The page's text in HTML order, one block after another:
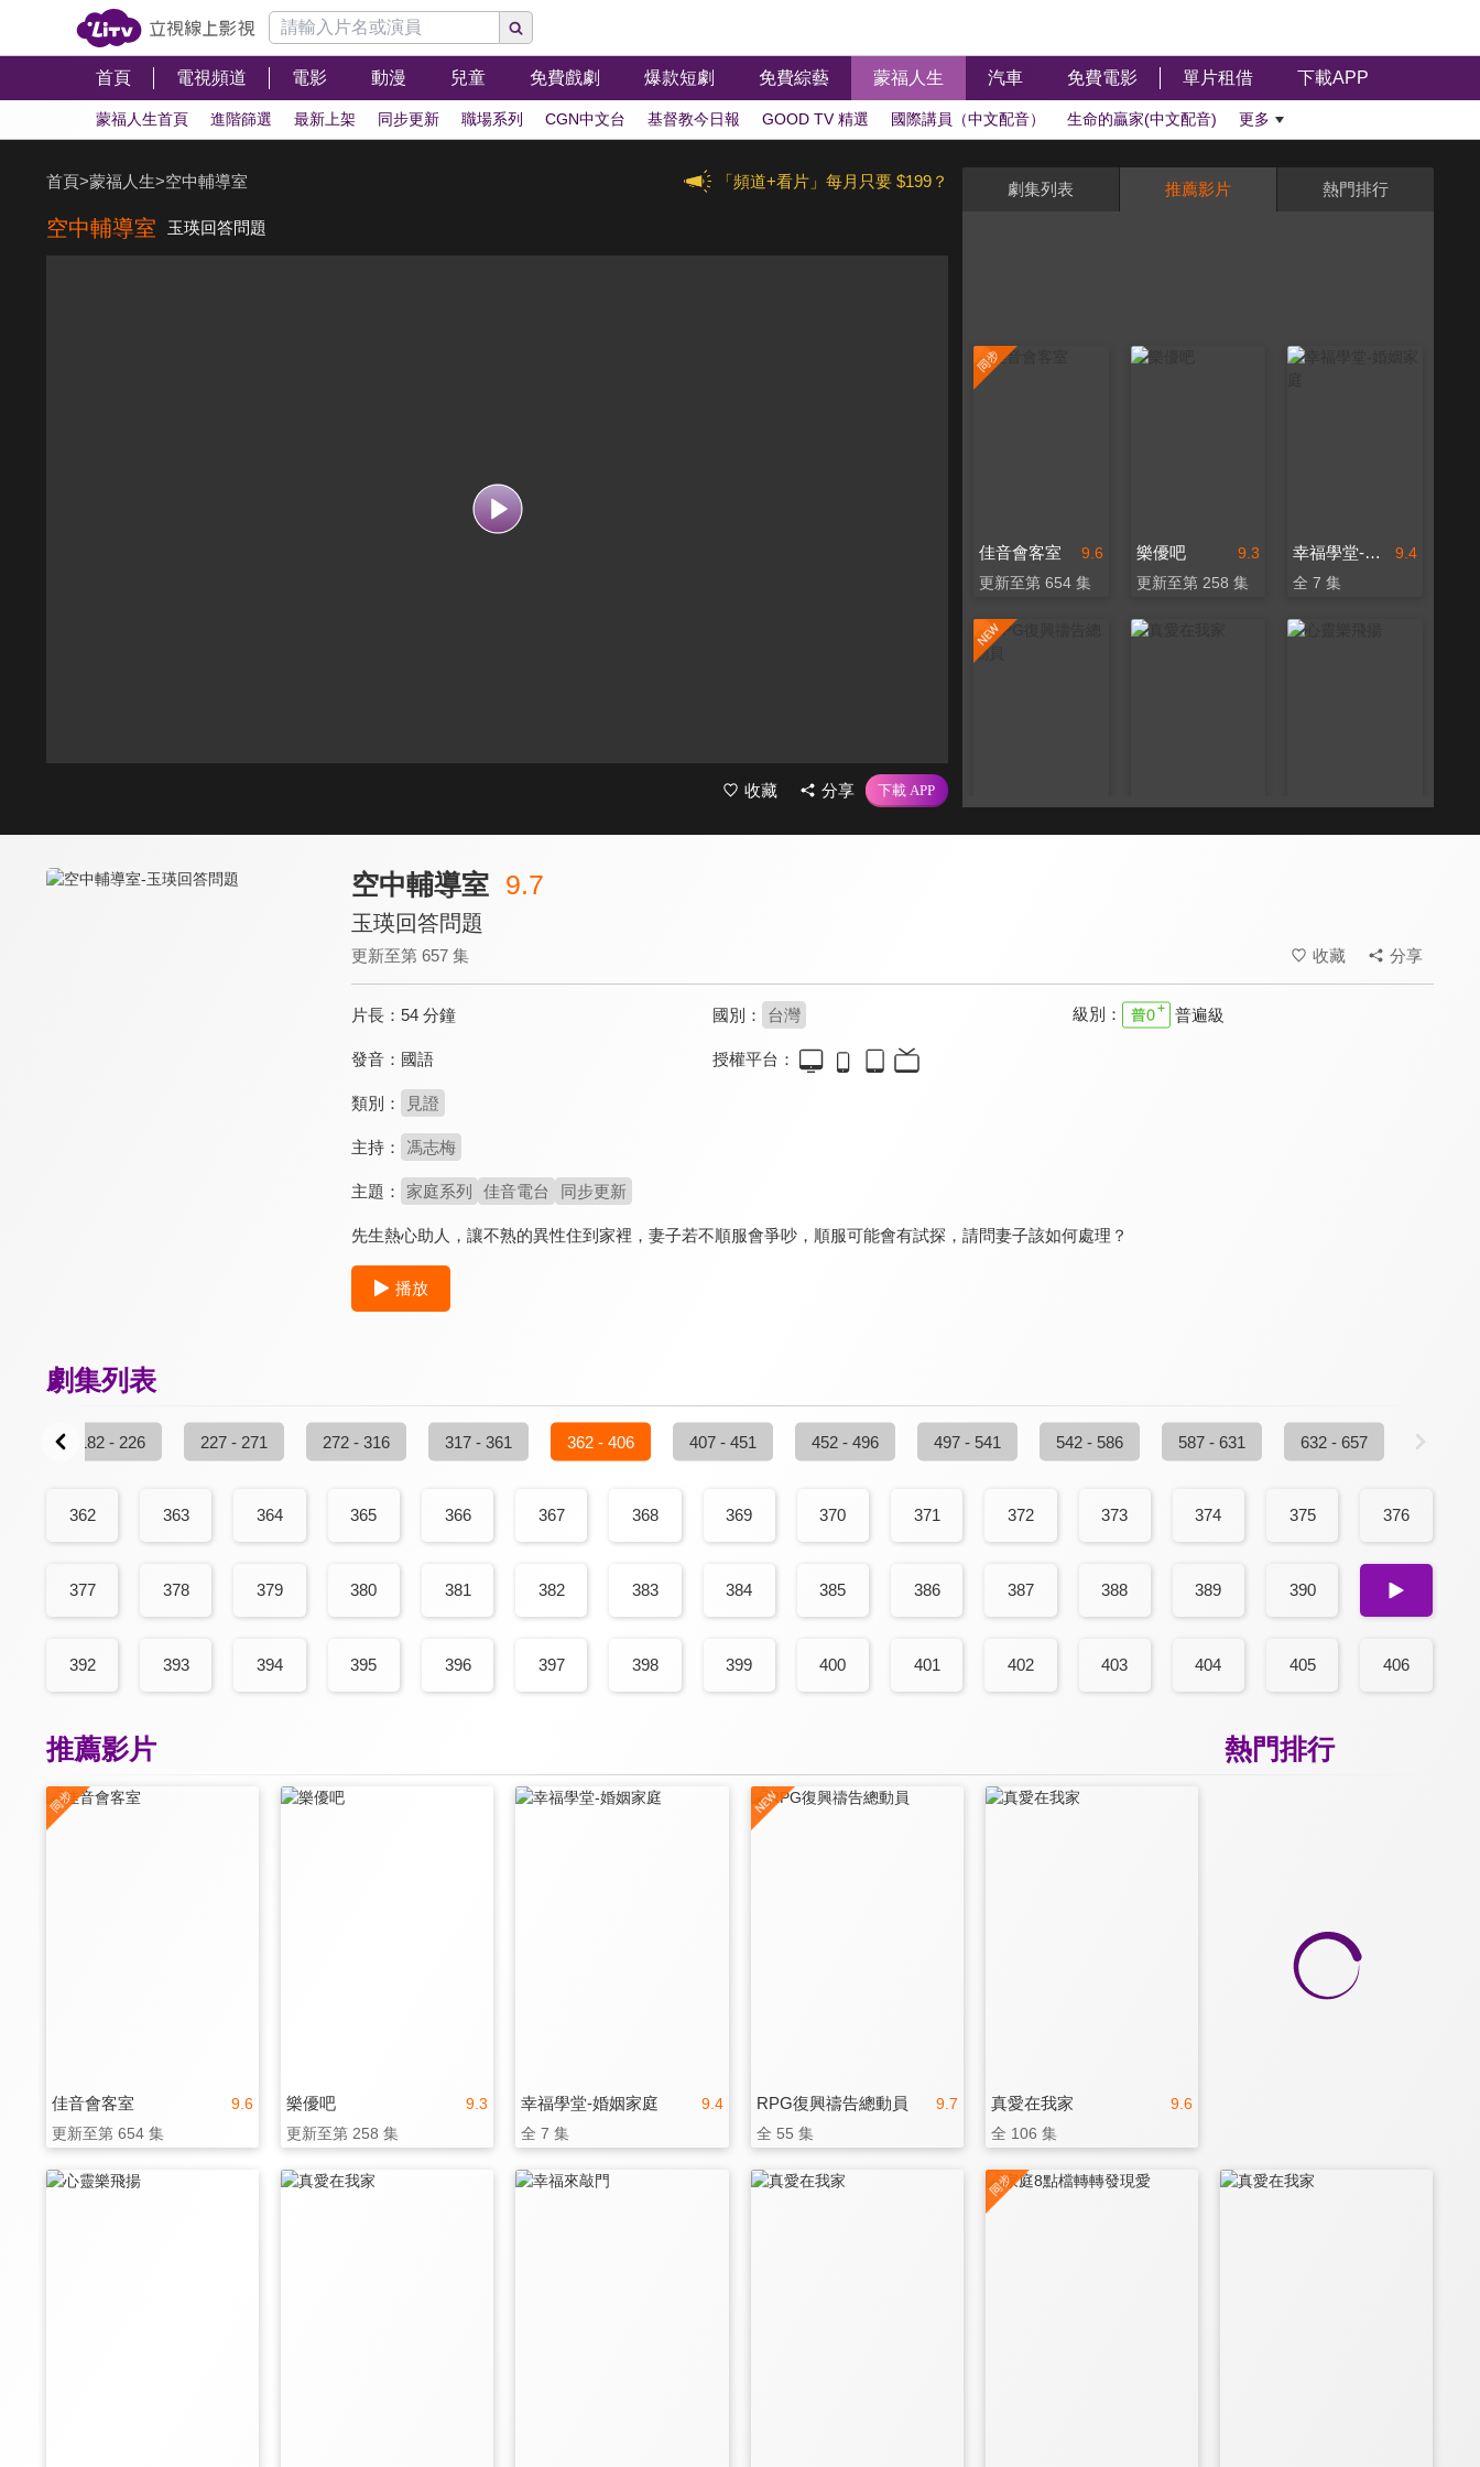
首頁 電視頻道 電影 動漫 兒童 免費戲劇 爆款短劇 免費綜藝 蒙福人生 汽車 免費電影 單片租借 下載APP
蒙福人生首頁 進階篩選 最新上架 同步更新 職場系列 CGN中文台 基督教今日報 GOOD TV 精選 國際講員（中文配音） 生命的贏家(中文配音) 更多
「頻道+看片」每月只要 $199？
首頁>蒙福人生>空中輔導室
空中輔導室 玉瑛回答問題
收藏 分享
劇集列表 推薦影片 熱門排行
9.6
佳音會客室
更新至第 654 集
9.3
樂優吧
更新至第 258 集
9.4
幸福學堂-婚姻家庭
全 7 集
更新至第 720 集
空中輔導室 9.7
玉瑛回答問題
更新至第 657 集 收藏 分享
片長： 54 分鐘 國別： 台灣 級別： 普遍級
發音： 國語 授權平台：
類別： 見證
主持： 馮志梅
主題： 家庭系列 佳音電台 同步更新
先生熱心助人，讓不熟的異性住到家裡，妻子若不順服會爭吵，順服可能會有試探，請問妻子該如何處理？
播放
劇集列表
182 - 226 227 - 271 272 - 316 317 - 361 362 - 406 407 - 451 452 - 496 497 - 541 542 - 586 587 - 631 632 - 657
362 363 364 365 366 367 368 369 370 371 372 373 374 375 376
377 378 379 380 381 382 383 384 385 386 387 388 389 390 391
392 393 394 395 396 397 398 399 400 401 402 403 404 405 406
熱門排行
推薦影片
9.6
佳音會客室
更新至第 654 集
9.3
樂優吧
更新至第 258 集
9.4
幸福學堂-婚姻家庭
全 7 集
9.7
RPG復興禱告總動員
全 55 集
9.6
真愛在我家
全 106 集